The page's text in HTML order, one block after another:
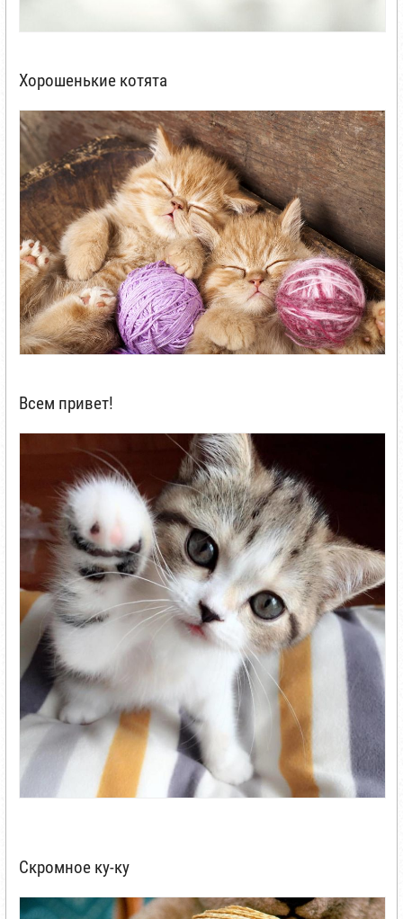
Хорошенькие котята
Всем привет!
Скромное ку-ку